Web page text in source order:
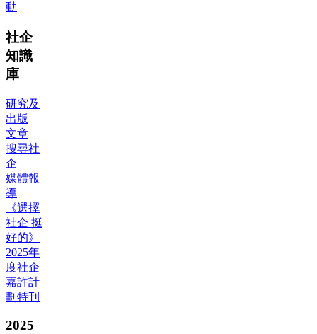
動
社企
知識
庫
研究及
出版
文章
搜尋社
企
媒體報
導
《選擇
社企 挺
好的》
2025年
度社企
嘉許計
劃特刊
2025